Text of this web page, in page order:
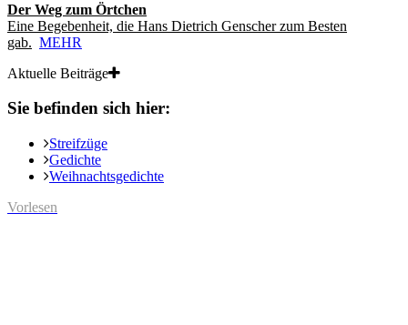
Der Weg zum Örtchen
Eine Begebenheit, die Hans Dietrich Genscher zum Besten
gab. MEHR
Aktuelle Beiträge
Sie befinden sich hier:
Streifzüge
Gedichte
Weihnachtsgedichte
Vorlesen